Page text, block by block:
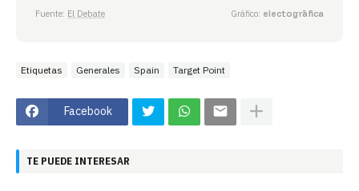
Fuente: El Debate Gráfico: electogrāfica
Etiquetas Generales Spain Target Point
Facebook
TE PUEDE INTERESAR